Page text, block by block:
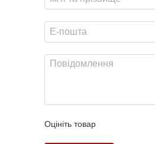
Оцініть товар